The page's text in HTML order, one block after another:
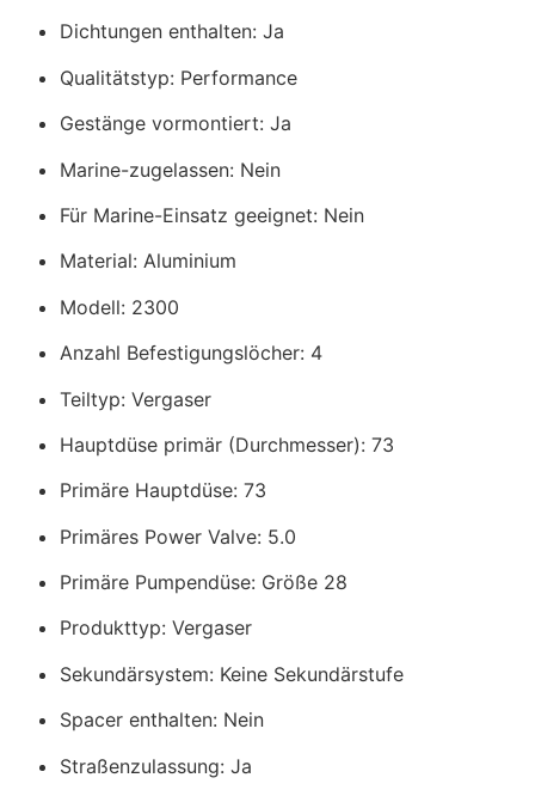
Dichtungen enthalten: Ja
Qualitätstyp: Performance
Gestänge vormontiert: Ja
Marine-zugelassen: Nein
Für Marine-Einsatz geeignet: Nein
Material: Aluminium
Modell: 2300
Anzahl Befestigungslöcher: 4
Teiltyp: Vergaser
Hauptdüse primär (Durchmesser): 73
Primäre Hauptdüse: 73
Primäres Power Valve: 5.0
Primäre Pumpendüse: Größe 28
Produkttyp: Vergaser
Sekundärsystem: Keine Sekundärstufe
Spacer enthalten: Nein
Straßenzulassung: Ja